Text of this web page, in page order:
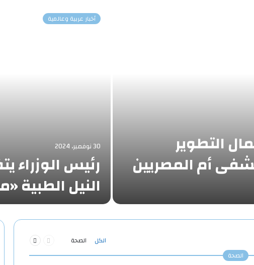
التطوير
أم المصريين
أخبار عربية وعالمية
30 نوفمبر، 2024
رئيس الوزراء
النيل
الكل الصحة
الصفحة
الصحة